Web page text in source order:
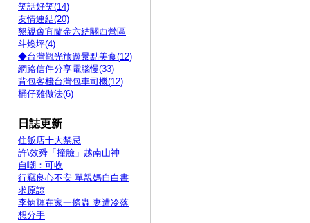
笑話好笑(14)
友情連結(20)
懇親會宜蘭金六結關西營區
斗煥坪(4)
◆台灣觀光旅遊景點美食(12)
網路信件分享電腦慢(33)
背包客棧台灣包車司機(12)
桶仔雞做法(6)
日誌更新
住飯店十大禁忌
許\效舜「撞臉」越南山神
自嘲：可收
行竊良心不安 單親媽自白書
求原諒
李炳輝在家一條蟲 妻遭冷落
想分手